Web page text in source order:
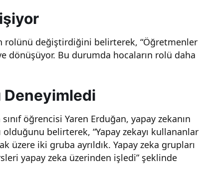
rolünü değiştirdiğini belirterek, “Öğretmenler
dönüşüyor. Bu durumda hocaların rolü daha
Deneyimledi
öğrencisi Yaren Erduğan, yapay zekanın
olduğunu belirterek, “Yapay zekayı kullananlar
iki gruba ayrıldık. Yapay zeka grupları
yapay zeka üzerinden işledi” şeklinde